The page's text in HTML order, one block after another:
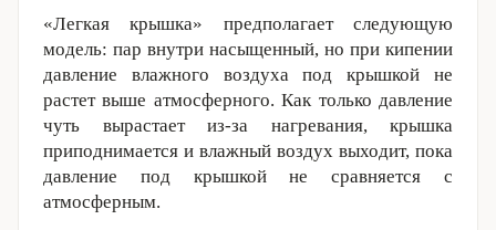
«Легкая крышка» предполагает следующую
модель: пар внутри насыщенный, но при кипении
давление влажного воздуха под крышкой не
растет выше атмосферного. Как только давление
чуть вырастает из-за нагревания, крышка
приподнимается и влажный воздух выходит, пока
давление под крышкой не сравняется с
атмосферным.